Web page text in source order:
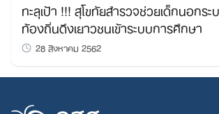
ทะลุเป้า !!! สุโขทัยสำรวจช่วยเด็กนอก
ท้องถิ่นดึงเยาวชนเข้าระบบการศึกษา
28 สิงหาคม 2562